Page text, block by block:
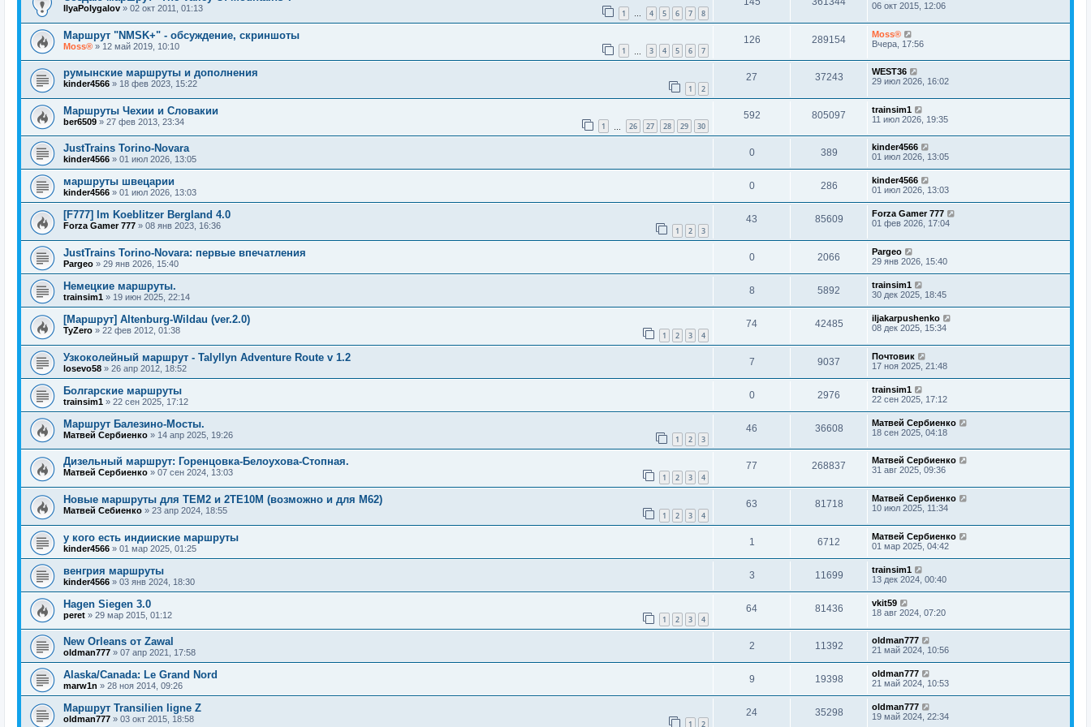
IlyaPolygalov » 02 окт 2011, 01:13 1 … 4 5 6 7 8
06 окт 2015, 12:06
Маршрут "NMSK+" - обсуждение, скриншоты
Moss® » 12 май 2019, 10:10 1 3 4 5 6 7
126 289154
Moss®
Вчера, 17:56
румынские маршруты и дополнения
kinder4566 » 18 фев 2023, 15:22 1 2
27 37243
WEST36
29 июл 2026, 16:02
Маршруты Чехии и Словакии
ber6509 » 27 фев 2013, 23:34 1 26 27 28 29 30
592 805097
trainsim1
11 июл 2026, 19:35
JustTrains Torino-Novara
kinder4566 » 01 июл 2026, 13:05
0 389
kinder4566
01 июл 2026, 13:05
маршруты швецарии
kinder4566 » 01 июл 2026, 13:03
0 286
kinder4566
01 июл 2026, 13:03
[F777] Im Koeblitzer Bergland 4.0
Forza Gamer 777 » 08 янв 2023, 16:36 1 2 3
43 85609
Forza Gamer 777
01 фев 2026, 17:04
JustTrains Torino-Novara: первые впечатления
Pargeo » 29 янв 2026, 15:40
0 2066
Pargeo
29 янв 2026, 15:40
Немецкие маршруты.
trainsim1 » 19 июн 2025, 22:14
8 5892
trainsim1
30 дек 2025, 18:45
[Маршрут] Altenburg-Wildau (ver.2.0)
TyZero » 22 фев 2012, 01:38 1 2 3 4
74 42485
iljakarpushenko
08 дек 2025, 15:34
Узкоколейный маршрут - Talyllyn Adventure Route v 1.2
losevo58 » 26 апр 2012, 18:52
7 9037
Почтовик
17 ноя 2025, 21:48
Болгарские маршруты
trainsim1 » 22 сен 2025, 17:12
0 2976
trainsim1
22 сен 2025, 17:12
Маршрут Балезино-Мосты.
Матвей Сербиенко » 14 апр 2025, 19:26 1 2 3
46 36608
Матвей Сербиенко
18 сен 2025, 04:18
Дизельный маршрут: Горенцовка-Белоухова-Стопная.
Матвей Сербиенко » 07 сен 2024, 13:03 1 2 3 4
77 268837
Матвей Сербиенко
31 авг 2025, 09:36
Новые маршруты для ТЕМ2 и 2ТЕ10М (возможно и для М62)
Матвей Себиенко » 23 апр 2024, 18:55 1 2 3 4
63 81718
Матвей Сербиенко
10 июл 2025, 11:34
у кого есть индииские маршруты
kinder4566 » 01 мар 2025, 01:25
1 6712
Матвей Сербиенко
01 мар 2025, 04:42
венгрия маршруты
kinder4566 » 03 янв 2024, 18:30
3 11699
trainsim1
13 дек 2024, 00:40
Hagen Siegen 3.0
peret » 29 мар 2015, 01:12 1 2 3 4
64 81436
vkit59
18 авг 2024, 07:20
New Orleans от Zawal
oldman777 » 07 апр 2021, 17:58
2 11392
oldman777
21 май 2024, 10:56
Alaska/Canada: Le Grand Nord
marw1n » 28 ноя 2014, 09:26
9 19398
oldman777
21 май 2024, 10:53
Маршрут Transilien ligne Z
oldman777 » 03 окт 2015, 18:58 1 2
24 35298
oldman777
19 май 2024, 22:34